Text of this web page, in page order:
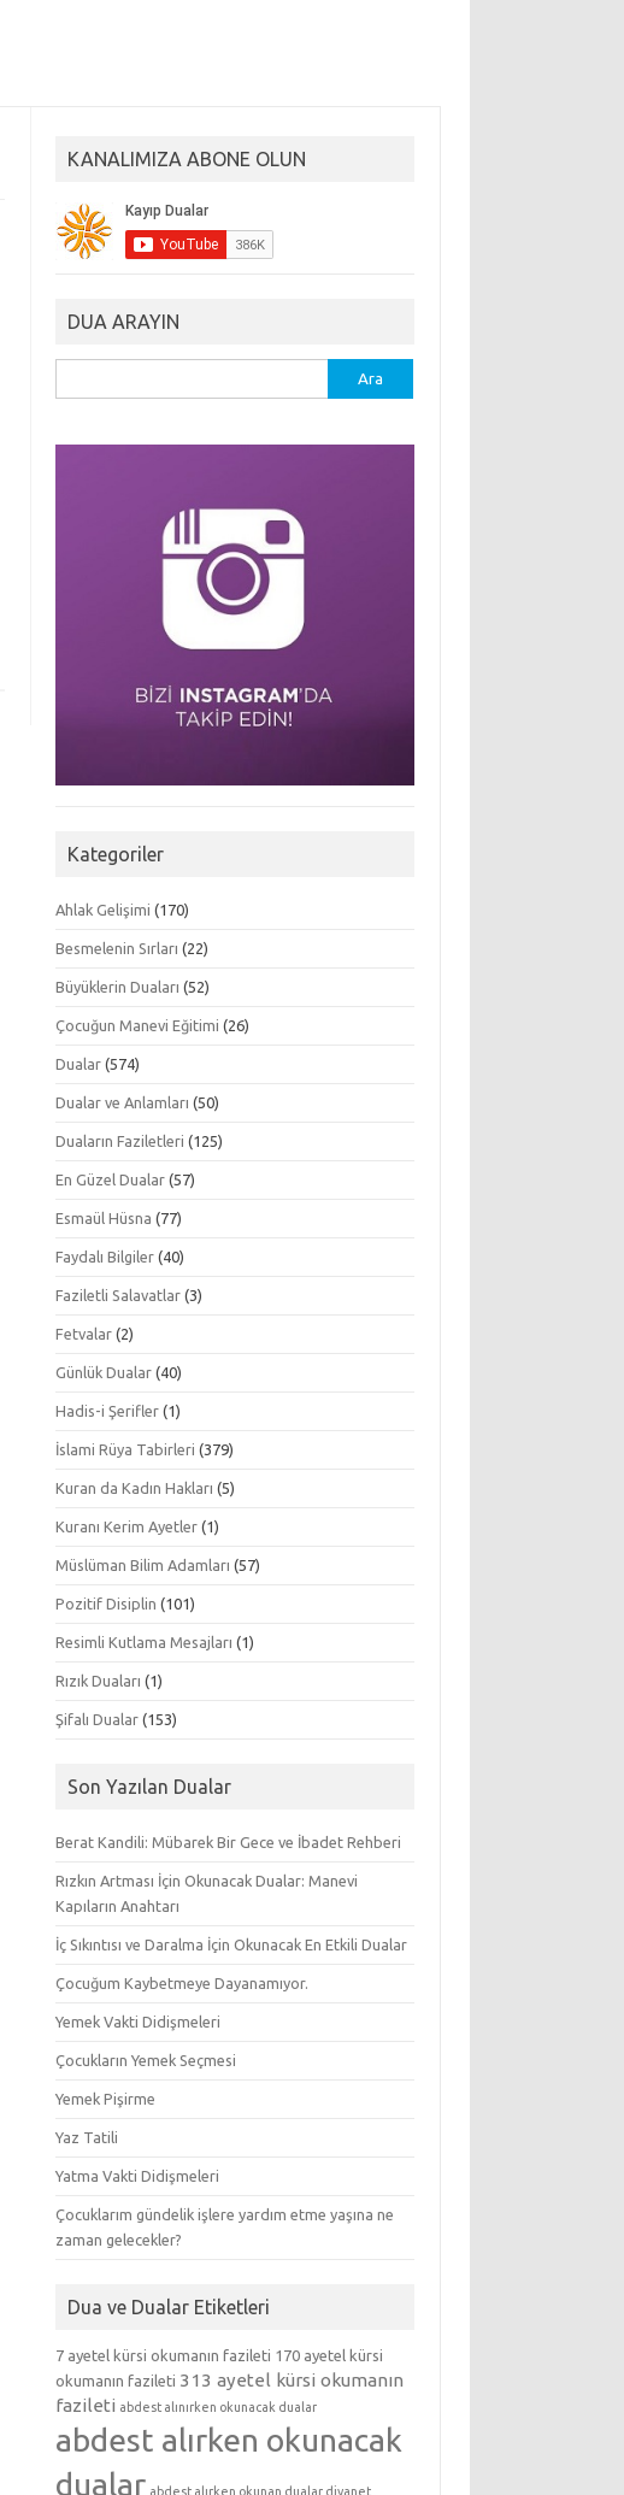
KANALIMIZA ABONE OLUN
DUA ARAYIN
Kategoriler
Ahlak Gelişimi (170)
Besmelenin Sırları (22)
Büyüklerin Duaları (52)
Çocuğun Manevi Eğitimi (26)
Dualar (574)
Dualar ve Anlamları (50)
Duaların Faziletleri (125)
En Güzel Dualar (57)
Esmaül Hüsna (77)
Faydalı Bilgiler (40)
Faziletli Salavatlar (3)
Fetvalar (2)
Günlük Dualar (40)
Hadis-i Şerifler (1)
İslami Rüya Tabirleri (379)
Kuran da Kadın Hakları (5)
Kuranı Kerim Ayetler (1)
Müslüman Bilim Adamları (57)
Pozitif Disiplin (101)
Resimli Kutlama Mesajları (1)
Rızık Duaları (1)
Şifalı Dualar (153)
Son Yazılan Dualar
Berat Kandili: Mübarek Bir Gece ve İbadet Rehberi
Rızkın Artması İçin Okunacak Dualar: Manevi
Kapıların Anahtarı
İç Sıkıntısı ve Daralma İçin Okunacak En Etkili Dualar
Çocuğum Kaybetmeye Dayanamıyor.
Yemek Vakti Didişmeleri
Çocukların Yemek Seçmesi
Yemek Pişirme
Yaz Tatili
Yatma Vakti Didişmeleri
Çocuklarım gündelik işlere yardım etme yaşına ne
zaman gelecekler?
Dua ve Dualar Etiketleri
7 ayetel kürsi okumanın fazileti 170 ayetel kürsi
okumanın fazileti 313 ayetel kürsi okumanın
fazileti abdest alınırken okunacak dualar
abdest alırken okunacak
dualar abdest alırken okunan dualar diyanet